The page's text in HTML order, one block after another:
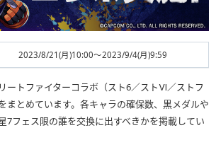
2023/8/21(月)10:00～2023/9/4(月)9:59
ートファイターコラボ（スト6／ストⅥ／ストフ
まとめています。各キャラの確保数、黒メダルや
7フェス限の誰を交換に出すべきかを掲載してい